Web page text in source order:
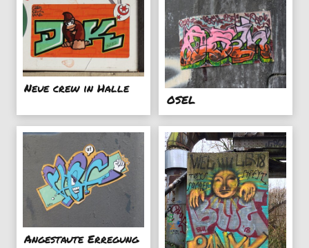
Neue crew in Halle
OSEL
Angestaute Erregung